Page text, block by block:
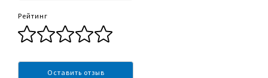
Рейтинг
Оставить отзыв